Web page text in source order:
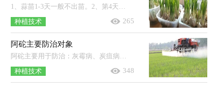
种植技术 265
阿砣主要防治对象
种植技术 348